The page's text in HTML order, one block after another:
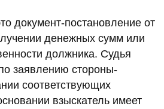
документ-постановление от
денежных сумм или
должника. Судья
заявлению стороны-
соответствующих
взыскатель имеет